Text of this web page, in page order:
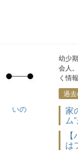
いの
幼少
会人
く情
過去
家
ム
は